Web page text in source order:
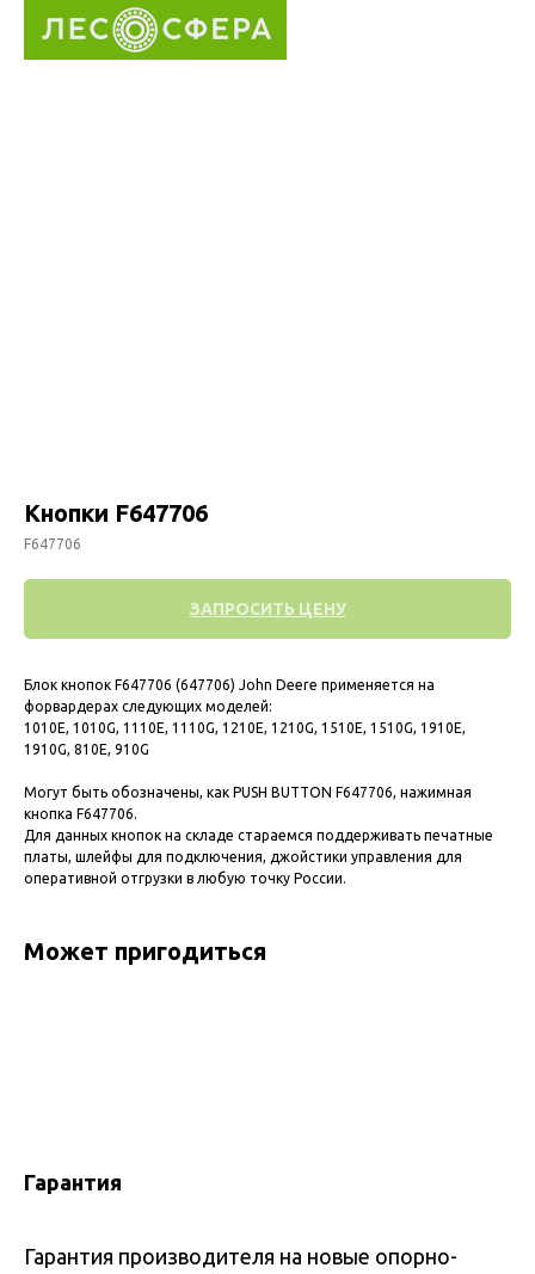
Кнопки F647706
F647706
ЗАПРОСИТЬ ЦЕНУ
Блок кнопок F647706 (647706) John Deere применяется на
форвардерах следующих моделей:
1010E, 1010G, 1110E, 1110G, 1210E, 1210G, 1510E, 1510G, 1910E,
1910G, 810E, 910G
Могут быть обозначены, как PUSH BUTTON F647706, нажимная
кнопка F647706.
Для данных кнопок на складе стараемся поддерживать печатные
платы, шлейфы для подключения, джойстики управления для
оперативной отгрузки в любую точку России.
Может пригодиться
Гарантия
Гарантия производителя на новые опорно-